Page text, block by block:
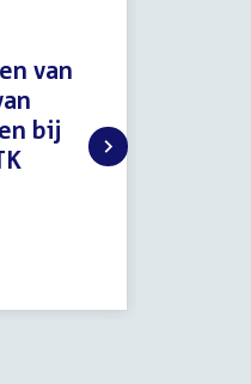
van
bij